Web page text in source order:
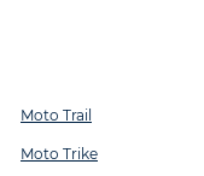
Moto Trail
Moto Trike